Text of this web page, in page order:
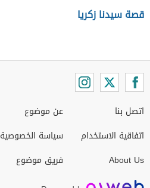
قصة سيدنا زكريا
اتصل بنا
اتفاقية الاستخدام
About Us
عن موضوع
سياسة الخصوصية
فريق موضوع